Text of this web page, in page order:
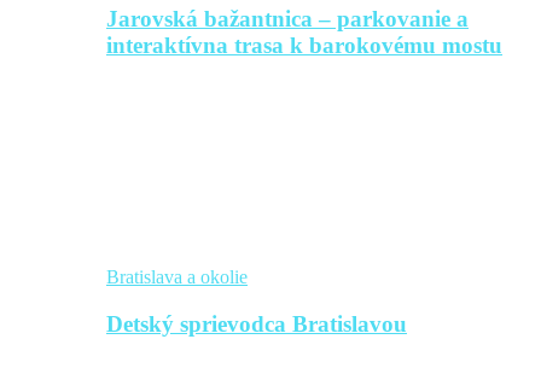
Jarovská bažantnica – parkovanie a
interaktívna trasa k barokovému mostu
Bratislava a okolie
Detský sprievodca Bratislavou